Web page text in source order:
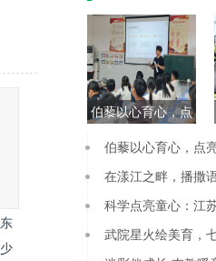
伯藜以心育心，点
伯藜以心育心，点
在漾江之畔，播撒
科学点亮童心：江
团开展
武院星火绘美育，